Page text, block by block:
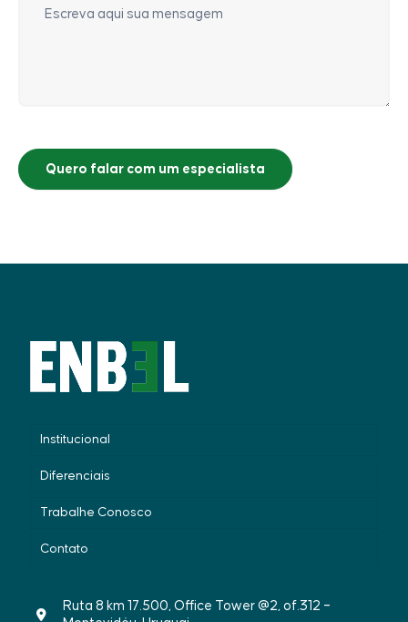
Quero falar com um especialista
Institucional
Diferenciais
Trabalhe Conosco
Contato
Ruta 8 km 17.500, Office Tower @2, of.312 –